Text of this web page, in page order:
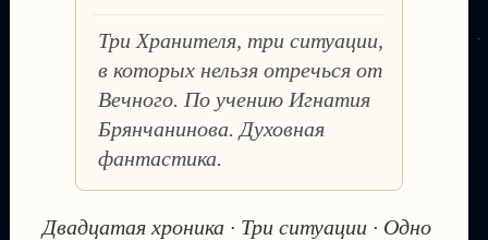
Три Хранителя, три ситуации,
в которых нельзя отречься от
Вечного. По учению Игнатия
Брянчанинова. Духовная
фантастика.
Двадцатая хроника · Три ситуации · Одно